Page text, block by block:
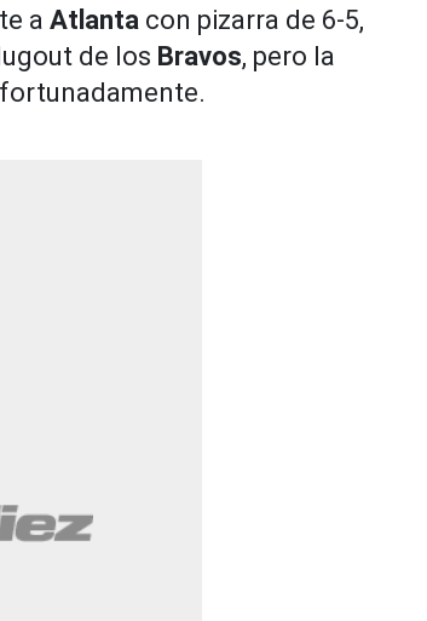
a Atlanta con pizarra de 6-5,
de los Bravos, pero la